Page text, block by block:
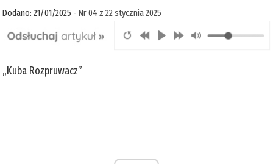
Dodano: 21/01/2025 -Nr 04 z 22 stycznia 2025
„Kuba Rozpruwacz”